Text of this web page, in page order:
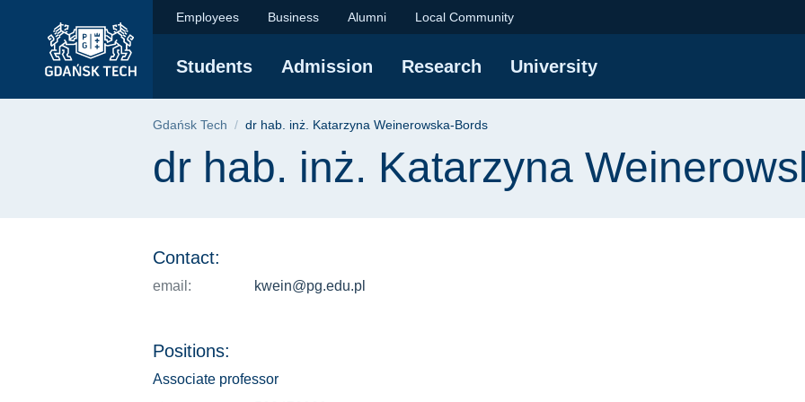
menu
dr hab. inż. Katarzyna Weinerowska-
Employees Business Alumni Local Community
Students Admission Research University
Breadcrumb
Gdańsk Tech dr hab. inż. Katarzyna Weinerowska-Bords
Page content
dr hab. inż. Katarzyna
Contact:
email: kwein@pg.edu.pl
Positions:
Associate professor